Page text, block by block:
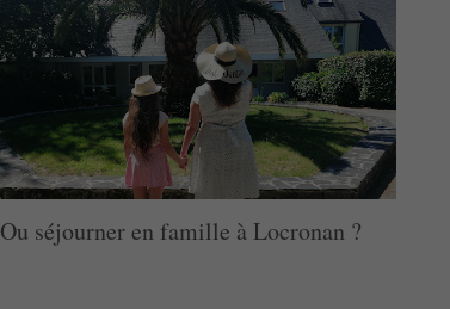
Ou séjourner en famille à Locronan ?